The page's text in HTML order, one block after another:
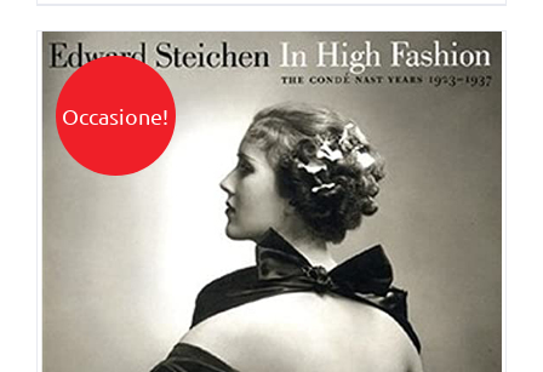
Occasione!